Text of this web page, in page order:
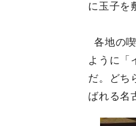
に玉子を
各地の
ように「
だ。どち
ばれる名